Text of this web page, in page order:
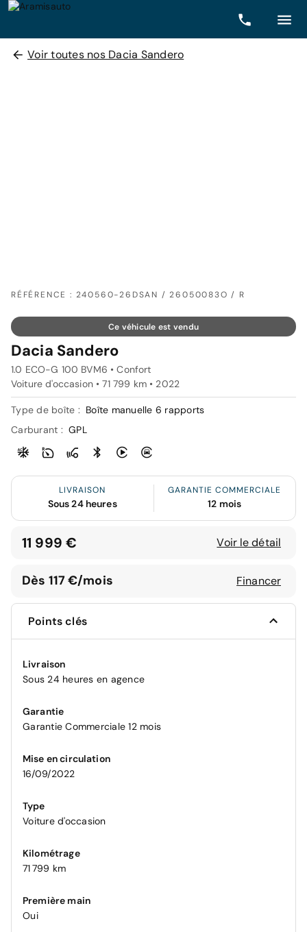
Voir toutes nos Dacia Sandero
RÉFÉRENCE : 240560-26DSAN / 26050083O / R
Ce véhicule est vendu
Dacia Sandero
1.0 ECO-G 100 BVM6 • Confort
Voiture d'occasion • 71 799 km • 2022
Type de boîte : Boîte manuelle 6 rapports
Carburant : GPL
LIVRAISON
Sous 24 heures
GARANTIE COMMERCIALE
12 mois
11 999 € Voir le détail
Dès 117 €/mois Financer
Points clés
Livraison
Sous 24 heures en agence
Garantie
Garantie Commerciale 12 mois
Mise en circulation
16/09/2022
Type
Voiture d'occasion
Kilométrage
71 799 km
Première main
Oui